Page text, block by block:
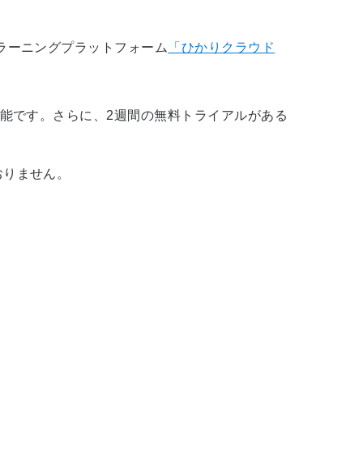
ーニングプラットフォーム 「ひかりクラウド
です。さらに、2週間の無料トライアルがある
ません。